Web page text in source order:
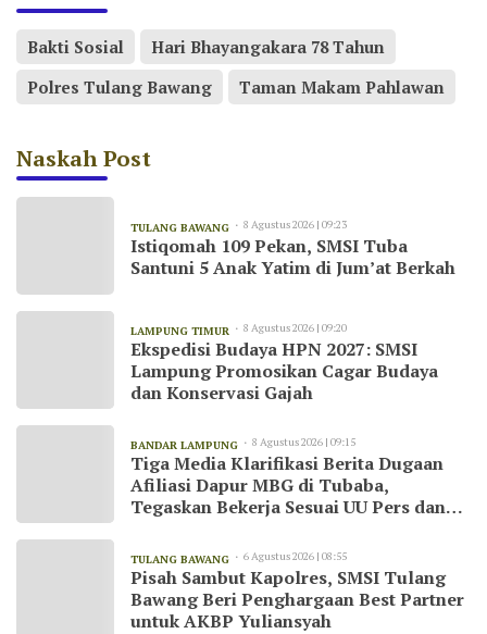
Bakti Sosial
Hari Bhayangakara 78 Tahun
Polres Tulang Bawang
Taman Makam Pahlawan
Naskah Post
TULANG BAWANG 8 Agustus 2026 | 09:23
Istiqomah 109 Pekan, SMSI Tuba
Santuni 5 Anak Yatim di Jum’at Berkah
LAMPUNG TIMUR 8 Agustus 2026 | 09:20
Ekspedisi Budaya HPN 2027: SMSI
Lampung Promosikan Cagar Budaya
dan Konservasi Gajah
BANDAR LAMPUNG 8 Agustus 2026 | 09:15
Tiga Media Klarifikasi Berita Dugaan
Afiliasi Dapur MBG di Tubaba,
Tegaskan Bekerja Sesuai UU Pers dan
TULANG BAWANG 6 Agustus 2026 | 08:55
Pisah Sambut Kapolres, SMSI Tulang
Bawang Beri Penghargaan Best Partner
untuk AKBP Yuliansyah